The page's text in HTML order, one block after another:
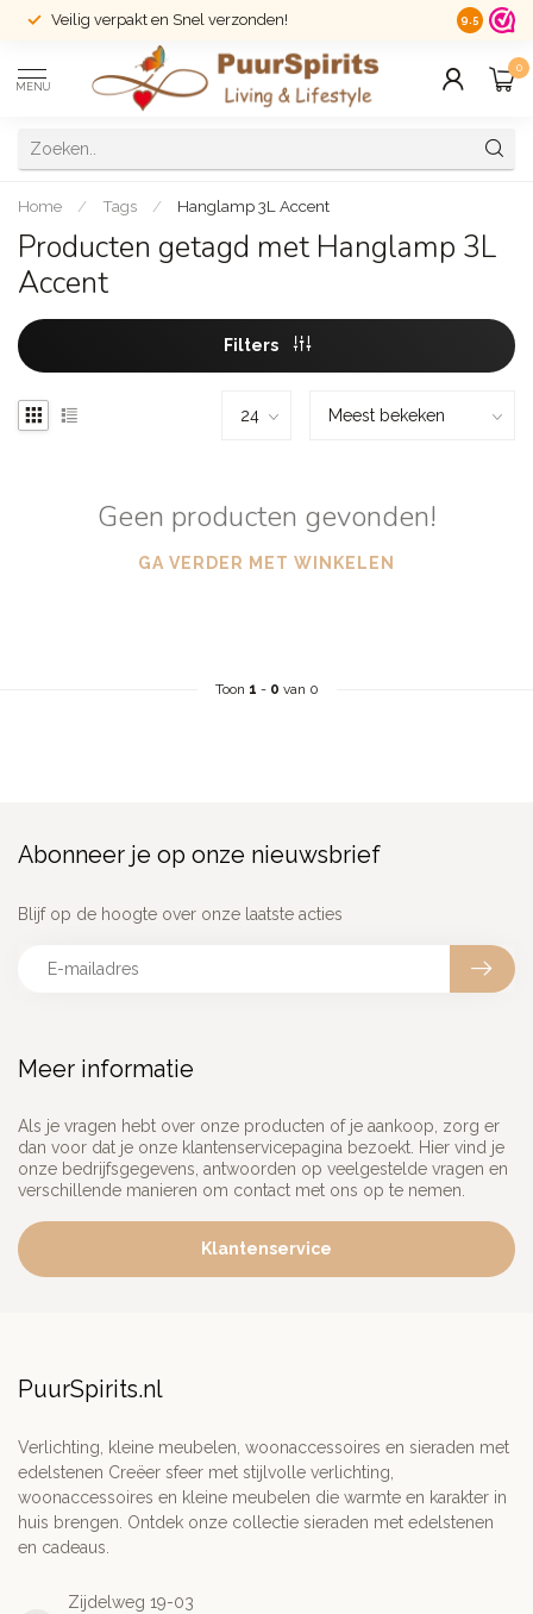
Veilig verpakt en Snel verzonden! 14 dagen
9.5
MENU
0
Home / Tags / Hanglamp 3L Accent
Producten getagd met Hanglamp 3L
Accent
Filters
Geen producten gevonden!
GA VERDER MET WINKELEN
Toon 1 - 0 van 0
Meer informatie
Als je vragen hebt over onze producten of je aankoop, zorg er
dan voor dat je onze klantenservicepagina bezoekt. Hier vind je
onze bedrijfsgegevens, antwoorden op veelgestelde vragen en
verschillende manieren om contact met ons op te nemen.
Klantenservice
Abonneer je op onze nieuwsbrief
Blijf op de hoogte over onze laatste acties
PuurSpirits.nl
Verlichting, kleine meubelen, woonaccessoires en sieraden met
edelstenen Creëer sfeer met stijlvolle verlichting,
woonaccessoires en kleine meubelen die warmte en karakter in
huis brengen. Ontdek onze collectie sieraden met edelstenen
en cadeaus.
Zijdelweg 19-03